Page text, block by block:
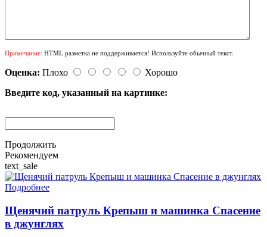
Примечание: HTML разметка не поддерживается! Используйте обычный текст.
Оценка: Плохо
Хорошо
Введите код, указанный на картинке:
Продолжить
Рекомендуем
text_sale
Подробнее
Щенячий патруль Крепыш и машинка Спасение
в джунглях